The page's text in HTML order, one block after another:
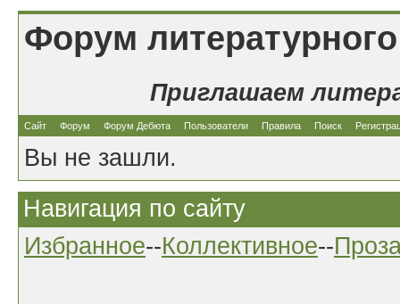
Форум
Приглашаем
Сайт Форум Форум Дебюта Пользователи Правила Поиск
Вы не зашли.
Навигация по сайту
Избранное--Коллективное--